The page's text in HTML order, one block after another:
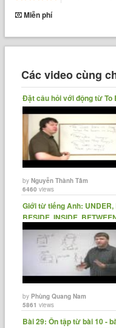
Miễn phí
Các video cùng
Đặt câu hỏi với động từ To
byNguyễn Thành Tâm
6460 views
Giới từ tiếng Anh: UNDER,
BESIDE, INSIDE,
byPhùng Quang Nam
5861 views
Bài 29: Ôn tập từ bài 10 -